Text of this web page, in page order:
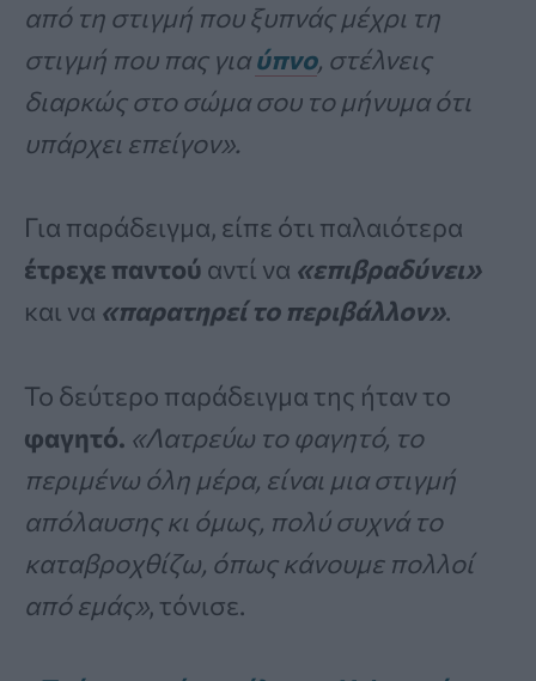
από τη στιγμή που ξυπνάς μέχρι τη
στιγμή που πας γιαύπνο, στέλνεις
διαρκώς στο σώμα σου το μήνυμα ότι
υπάρχει επείγον».
Για παράδειγμα, είπε ότι παλαιότερα
έτρεχε παντού αντί να «επιβραδύνει»
και να «παρατηρεί το περιβάλλον».
Το δεύτερο παράδειγμα της ήταν το
φαγητό. «Λατρεύω το φαγητό, το
περιμένω όλη μέρα, είναι μια στιγμή
απόλαυσης κι όμως, πολύ συχνά το
καταβροχθίζω, όπως κάνουμε πολλοί
από εμάς», τόνισε.